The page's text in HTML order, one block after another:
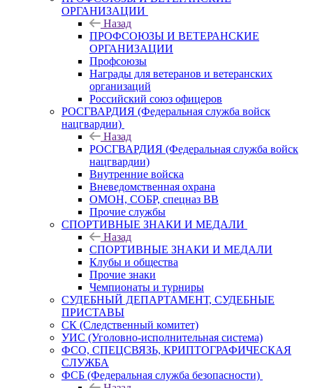
ОРГАНИЗАЦИИ
Назад
ПРОФСОЮЗЫ И ВЕТЕРАНСКИЕ
ОРГАНИЗАЦИИ
Профсоюзы
Награды для ветеранов и ветеранских
организаций
Российский союз офицеров
РОСГВАРДИЯ (Федеральная служба войск
нацгвардии)
Назад
РОСГВАРДИЯ (Федеральная служба войск
нацгвардии)
Внутренние войска
Вневедомственная охрана
ОМОН, СОБР, спецназ ВВ
Прочие службы
СПОРТИВНЫЕ ЗНАКИ И МЕДАЛИ
Назад
СПОРТИВНЫЕ ЗНАКИ И МЕДАЛИ
Клубы и общества
Прочие знаки
Чемпионаты и турниры
СУДЕБНЫЙ ДЕПАРТАМЕНТ, СУДЕБНЫЕ
ПРИСТАВЫ
СК (Следственный комитет)
УИС (Уголовно-исполнительная система)
ФСО, СПЕЦСВЯЗЬ, КРИПТОГРАФИЧЕСКАЯ
СЛУЖБА
ФСБ (Федеральная служба безопасности)